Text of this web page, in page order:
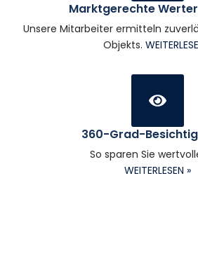
Marktgerechte
Unsere Mitarbeiter ermitteln
Objekts.
360-Grad-
So sparen Sie
WEITERLESEN »